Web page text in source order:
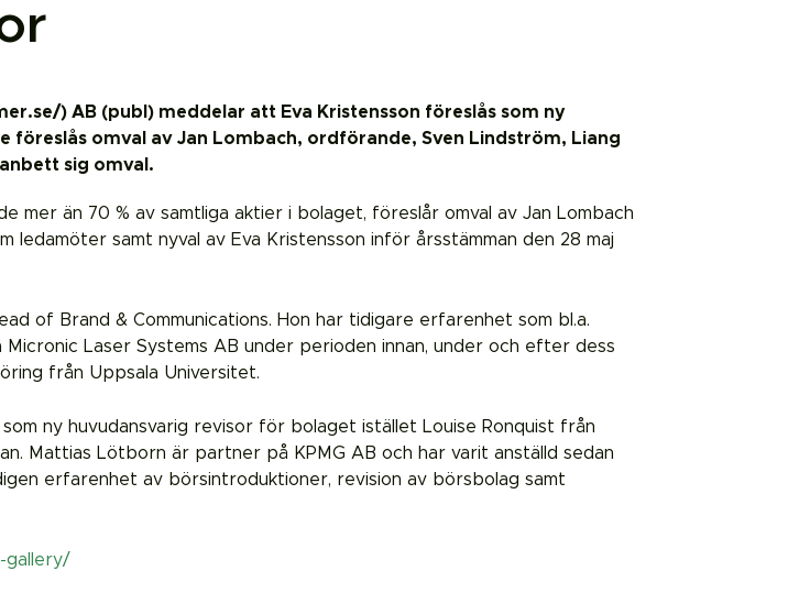
) AB (publ) meddelar att Eva Kristensson föreslås som ny
omval av Jan Lombach, ordförande, Sven Lindström, Liang
sig omval.
mer än 70 % av samtliga aktier i bolaget, föreslår omval av Jan Lombach
ledamöter samt nyval av Eva Kristensson inför årsstämman den 28 maj
of Brand & Communications. Hon har tidigare erfarenhet som bl.a.
Laser Systems AB under perioden innan, under och efter dess
från Uppsala Universitet.
som ny huvudansvarig revisor för bolaget istället Louise Ronquist från
Mattias Lötborn är partner på KPMG AB och har varit anställd sedan
erfarenhet av börsintroduktioner, revision av börsbolag samt
gallery/